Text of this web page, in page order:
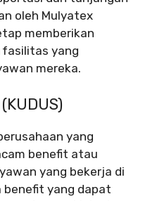
oleh Mulyatex
memberikan
fasilitas yang
mereka.
yang
benefit atau
yang bekerja di
benefit yang dapat